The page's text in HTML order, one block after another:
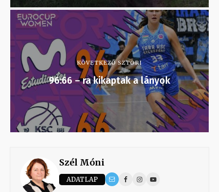
KÖVETKEZŐ SZTORI
96:66 – ra kikaptak a lányok
Szél Móni
ADATLAP